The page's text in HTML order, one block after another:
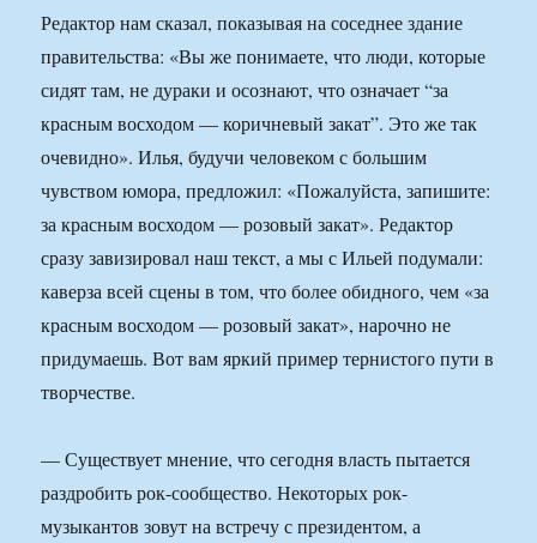
Редактор нам сказал, показывая на соседнее здание
правительства: «Вы же понимаете, что люди, которые
сидят там, не дураки и осознают, что означает “за
красным восходом — коричневый закат”. Это же так
очевидно». Илья, будучи человеком с большим
чувством юмора, предложил: «Пожалуйста, запишите:
за красным восходом — розовый закат». Редактор
сразу завизировал наш текст, а мы с Ильей подумали:
каверза всей сцены в том, что более обидного, чем «за
красным восходом — розовый закат», нарочно не
придумаешь. Вот вам яркий пример тернистого пути в
творчестве.
— Существует мнение, что сегодня власть пытается
раздробить рок-сообщество. Некоторых рок-
музыкантов зовут на встречу с президентом, а